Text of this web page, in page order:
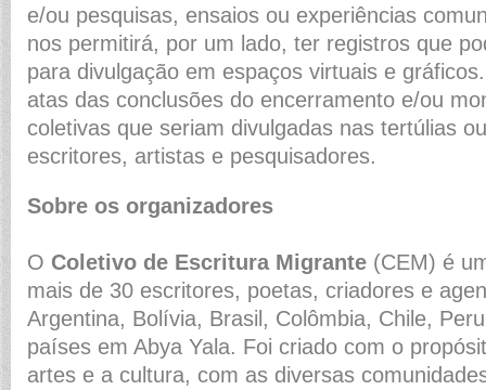
e/ou pesquisas, ensaios ou experiências
nos permitirá, por um lado, ter registros que
para divulgação em espaços virtuais e
atas das conclusões do encerramento e/ou
coletivas que seriam divulgadas nas tertúlias
escritores, artistas e pesquisadores.
Sobre os organizadores
O Coletivo de Escritura Migrante (CEM) é
mais de 30 escritores, poetas, criadores e
Argentina, Bolívia, Brasil, Colômbia, Chile,
países em Abya Yala. Foi criado com o
artes e a cultura, com as diversas